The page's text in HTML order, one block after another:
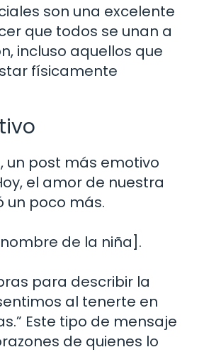
son una excelente
que todos se unan a
incluso aquellos que
físicamente
un post más emotivo
el amor de nuestra
un poco más.
de la niña].
para describir la
al tenerte en
Este tipo de mensaje
de quienes lo